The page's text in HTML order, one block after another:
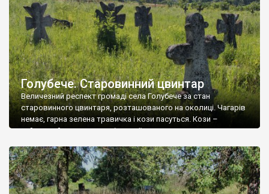
Голубече. Старовинний цвинтар
Величезний респект громаді села Голубече за стан
старовинного цвинтаря, розташованого на околиці. Чагарів
немає, гарна зелена травичка і кози пасуться. Кози –
найкращий регулятор шкідливої, для старих кладовищ,
бруньками, кози ті бруньки обгризають, бо то улюблений
делікатес. На цвинтарі у Голубечому ціла колекція
різноманітних форм хрестів. Село відносно невелике, […]